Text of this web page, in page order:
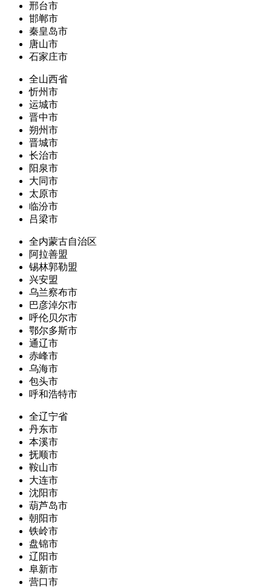
邢台市
邯郸市
秦皇岛市
唐山市
石家庄市
全山西省
忻州市
运城市
晋中市
朔州市
晋城市
长治市
阳泉市
大同市
太原市
临汾市
吕梁市
全内蒙古自治区
阿拉善盟
锡林郭勒盟
兴安盟
乌兰察布市
巴彦淖尔市
呼伦贝尔市
鄂尔多斯市
通辽市
赤峰市
乌海市
包头市
呼和浩特市
全辽宁省
丹东市
本溪市
抚顺市
鞍山市
大连市
沈阳市
葫芦岛市
朝阳市
铁岭市
盘锦市
辽阳市
阜新市
营口市